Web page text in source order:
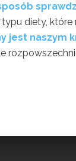
diety, które
jest